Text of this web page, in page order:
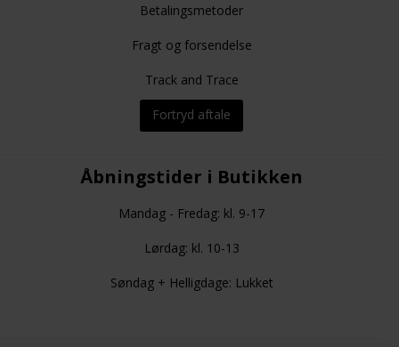
Åbningstider i Butikken
Mandag - Fredag: kl. 9-17
Lørdag: kl. 10-13
Søndag + Helligdage: Lukket
Betalingsmetoder
Fragt og forsendelse
Track and Trace
Fortryd aftale